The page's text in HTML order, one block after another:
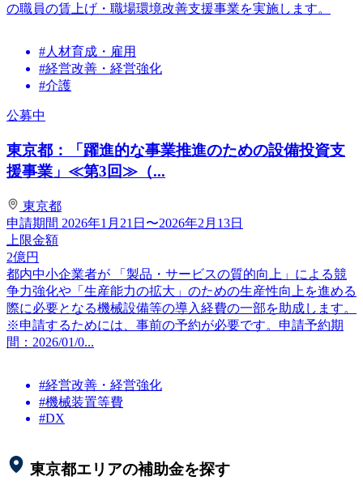
の職員の賃上げ・職場環境改善支援事業を実施します。
#人材育成・雇用
#経営改善・経営強化
#介護
公募中
東京都：「躍進的な事業推進のための設備投資支
援事業」≪第3回≫（...
東京都
申請期間 2026年1月21日〜2026年2月13日
上限金額
2億円
都内中小企業者が 「製品・サービスの質的向上」による競
争力強化や「生産能力の拡大」のための生産性向上を進める
際に必要となる機械設備等の導入経費の一部を助成します。
※申請するためには、事前の予約が必要です。申請予約期
間：2026/01/0...
#経営改善・経営強化
#機械装置等費
#DX
東京都エリアの補助金を探す